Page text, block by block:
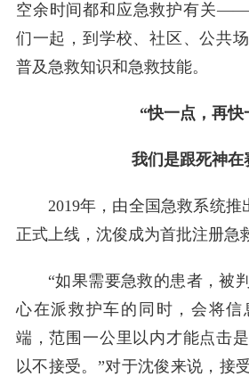
空余时间都和应急救护有关
们一起，到学校、社区、公共
普及急救知识和急救技能。
“快一点，再快
我们是跟死神在
2019年，由全国急救系统推
正式上线，沈俊成为首批注册急
“如果需要急救的患者，被
心在派救护车的同时，会将信
端，范围一公里以内才能点击
以不接受。”对于沈俊来说，接